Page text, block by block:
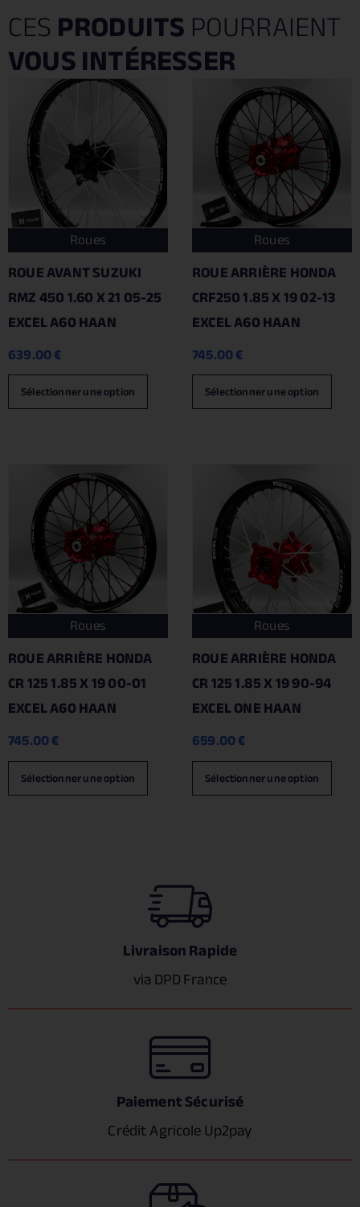
CESPRODUITSPOURRAIENT
VOUS INTÉRESSER
Roues
ROUE AVANT SUZUKI
RMZ 450 1.60 X 21 05-25
EXCEL A60 HAAN
639.00€
Sélectionner une option
Roues
ROUE ARRIÈRE HONDA
CRF250 1.85 X 19 02-13
EXCEL A60 HAAN
745.00€
Sélectionner une option
Roues
ROUE ARRIÈRE HONDA
CR 125 1.85 X 19 00-01
EXCEL A60 HAAN
745.00€
Sélectionner une option
Roues
ROUE ARRIÈRE HONDA
CR 125 1.85 X 19 90-94
EXCEL ONE HAAN
659.00€
Sélectionner une option
Livraison Rapide
via DPD France
Paiement Sécurisé
Crédit Agricole Up2pay